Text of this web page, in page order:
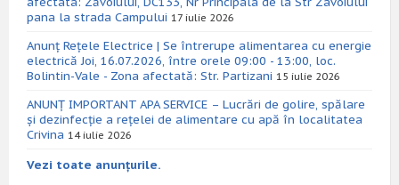
pana la strada Campului 17 iulie 2026
Anunț Rețele Electrice | Se întrerupe alimentarea cu energie
electrică Joi, 16.07.2026, între orele 09:00 - 13:00, loc.
Bolintin-Vale - Zona afectată: Str. Partizani 15 iulie 2026
ANUNȚ IMPORTANT APA SERVICE – Lucrări de golire, spălare
și dezinfecție a rețelei de alimentare cu apă în localitatea
Crivina 14 iulie 2026
Vezi toate anunțurile.